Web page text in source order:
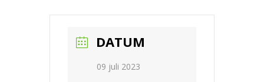
DATUM
09 juli 2023